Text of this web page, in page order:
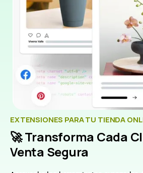
EXTENSIONES PARA TU TIENDA
🚀 Transforma Cada
Venta Segura